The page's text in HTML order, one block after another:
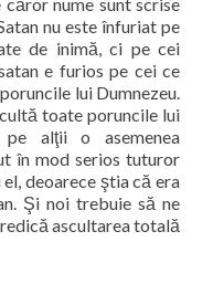
nu este înfuriat pe
de inimă, ci pe cei
e furios pe cei ce
lui Dumnezeu.
toate poruncile lui
pe alţii o asemenea
în mod serios tuturor
deoarece ştia că era
Şi noi trebuie să ne
ascultarea totală